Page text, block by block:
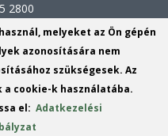
mail)
2800
központi telefonszáma:
0660
Iroda (Kutatószolgálat):
(link
sends
225 2843, +36 1 225 2844
1014 Budapest, Bécsi kapu
melyeket az Ön gépén
azonosítására nem
szükségesek. Az
a cookie-k használatába.
el:Adatkezelési